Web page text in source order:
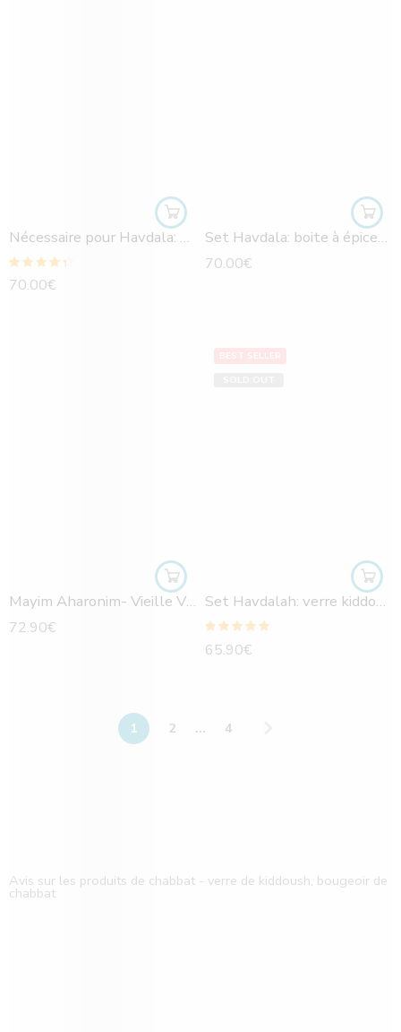
Nécessaire pour Havdala: compact et transportable
Note4.33
sur 5
70.00€
Set Havdala: boite à épices et bougeoir compacts- Yaïr Emanuel
70.00€
Mayim Aharonim- Vieille Ville de Jérusalem
72.90€
BEST SELLER
Set Havdalah: verre kiddouch-bougeoir-besamim
Note5.00
5
65.90€
1 2 ... 4
Avis sur les produits de chabbat - verre de kiddoush, bougeoir de
chabbat